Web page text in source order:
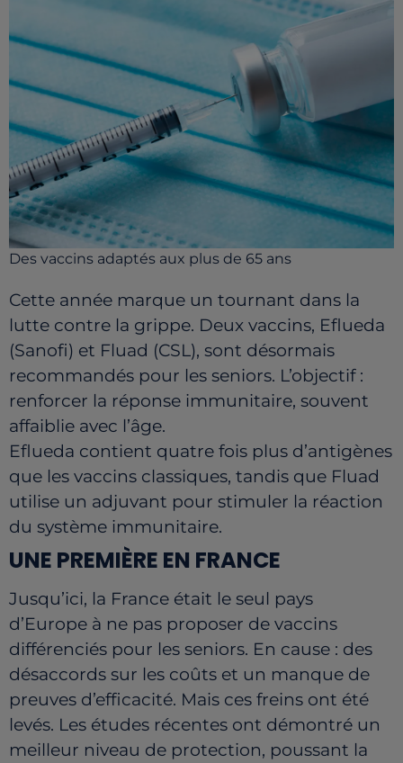
Des vaccins adaptés aux plus de 65 ans
Cette année marque un tournant dans la
lutte contre la grippe. Deux vaccins, Eflueda
(Sanofi) et Fluad (CSL), sont désormais
recommandés pour les seniors. L’objectif :
renforcer la réponse immunitaire, souvent
affaiblie avec l’âge.
Eflueda contient quatre fois plus d’antigènes
que les vaccins classiques, tandis que Fluad
utilise un adjuvant pour stimuler la réaction
du système immunitaire.
UNE PREMIÈRE EN FRANCE
Jusqu’ici, la France était le seul pays
d’Europe à ne pas proposer de vaccins
différenciés pour les seniors. En cause : des
désaccords sur les coûts et un manque de
preuves d’efficacité. Mais ces freins ont été
levés. Les études récentes ont démontré un
meilleur niveau de protection, poussant la